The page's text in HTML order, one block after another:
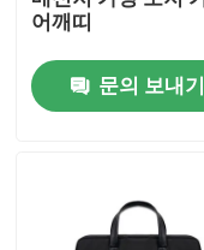
회사 소개
어깨띠
문의 보내기